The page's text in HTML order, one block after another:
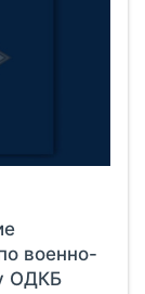
военно-
ОДКБ